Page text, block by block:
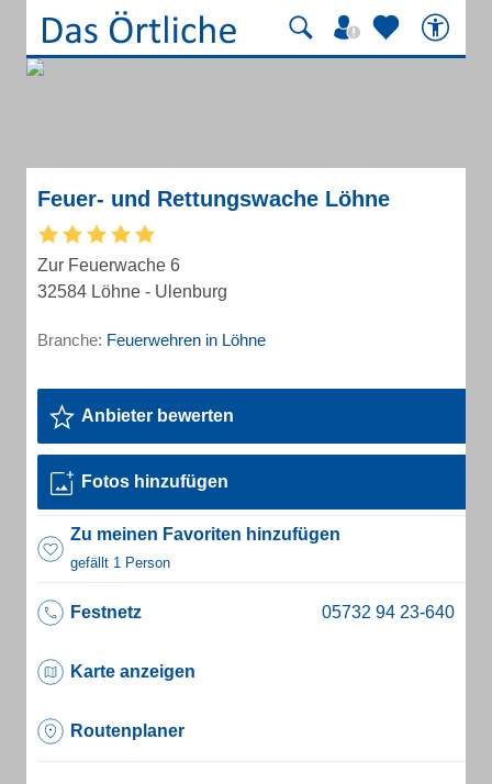
Feuer- und Rettungswache Löhne
Zur Feuerwache 6
32584 Löhne - Ulenburg
Branche: Feuerwehren in Löhne
Anbieter bewerten
Fotos hinzufügen
Zu meinen Favoriten hinzufügen
gefällt 1 Person
Festnetz
Karte anzeigen
Routenplaner